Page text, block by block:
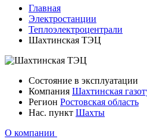
Главная
Электростанции
Теплоэлектроцентрали
Шахтинская ТЭЦ
Состояние в эксплуатации
Компания Шахтинская
Регион Ростовская область
Нас. пункт Шахты
О компании